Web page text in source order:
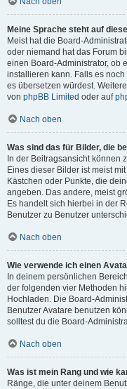
Meine Sprache steht auf
Meist hat die Board-
oder niemand hat das Forum
einen Board-Administrator, ob
installieren kann. Falls es
es übersetzen würdest.
von phpBB Limited oder auf
Nach oben
Was sind das für Bilder, die
In der Beitragsansicht können
Eines dieser Bilder ist meist
Kästchen oder Punkte, die
angeben. Das andere, meist
Es handelt sich hierbei in der
Benutzer zu Benutzer
Nach oben
Wie verwende ich einen
In deinem persönlichen
der folgenden vier Methoden
Hochladen. Die Board-
Benutzer Avatare benutzen
solltest du die Board-
Nach oben
Was ist mein Rang und wie
Ränge, die unter deinem